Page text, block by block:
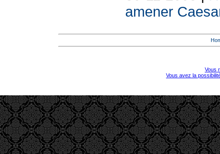
amener
Vous
Vous avez la